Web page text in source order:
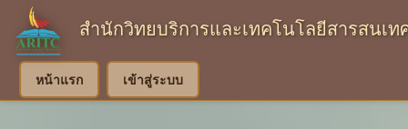
สำนักวิทยบริการและเทคโนโลยีสารสนเ
หน้าแรก เข้าสู่ระบบ